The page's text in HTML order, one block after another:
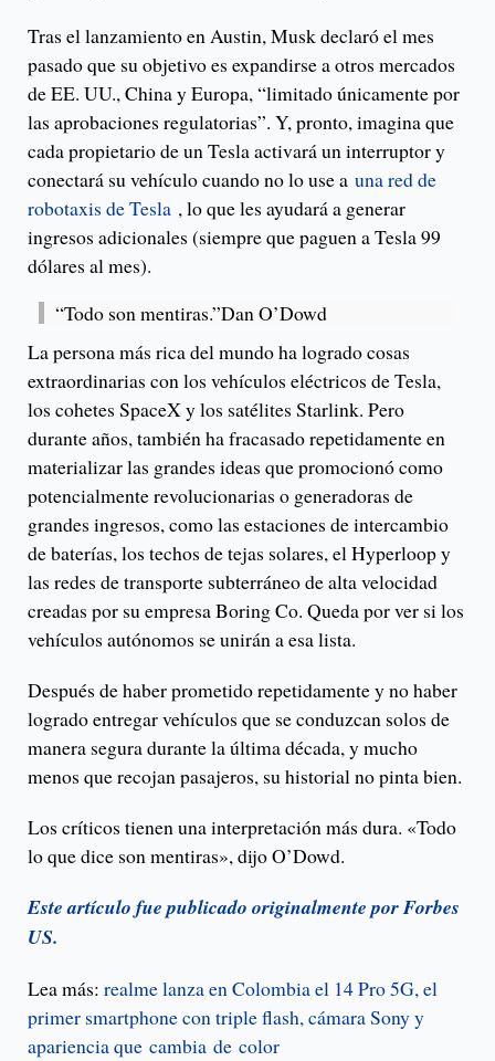
Tras el lanzamiento en Austin, Musk declaró el mes
pasado que su objetivo es expandirse a otros mercados
de EE. UU., China y Europa, “limitado únicamente por
las aprobaciones regulatorias”. Y, pronto, imagina que
cada propietario de un Tesla activará un interruptor y
conectará su vehículo cuando no lo use a una red de
robotaxis de Tesla , lo que les ayudará a generar
ingresos adicionales (siempre que paguen a Tesla 99
dólares al mes).
“Todo son mentiras.”Dan O’Dowd
La persona más rica del mundo ha logrado cosas
extraordinarias con los vehículos eléctricos de Tesla,
los cohetes SpaceX y los satélites Starlink. Pero
durante años, también ha fracasado repetidamente en
materializar las grandes ideas que promocionó como
potencialmente revolucionarias o generadoras de
grandes ingresos, como las estaciones de intercambio
de baterías, los techos de tejas solares, el Hyperloop y
las redes de transporte subterráneo de alta velocidad
creadas por su empresa Boring Co. Queda por ver si los
vehículos autónomos se unirán a esa lista.
Después de haber prometido repetidamente y no haber
logrado entregar vehículos que se conduzcan solos de
manera segura durante la última década, y mucho
menos que recojan pasajeros, su historial no pinta bien.
Los críticos tienen una interpretación más dura. «Todo
lo que dice son mentiras», dijo O’Dowd.
Este artículo fue publicado originalmente por Forbes
US.
Lea más: realme lanza en Colombia el 14 Pro 5G, el
primer smartphone con triple flash, cámara Sony y
apariencia que cambia de color